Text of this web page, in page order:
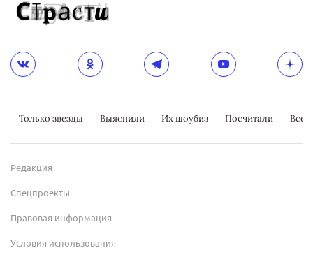
Только звезды Выяснили Их шоубиз Посчитали
Редакция
Спецпроекты
Правовая информация
Условия использования